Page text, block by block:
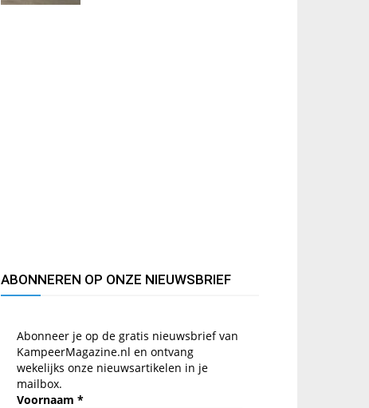
ABONNEREN OP ONZE NIEUWSBRIEF
Abonneer je op de gratis nieuwsbrief van
KampeerMagazine.nl en ontvang
wekelijks onze nieuwsartikelen in je
mailbox.
Voornaam *